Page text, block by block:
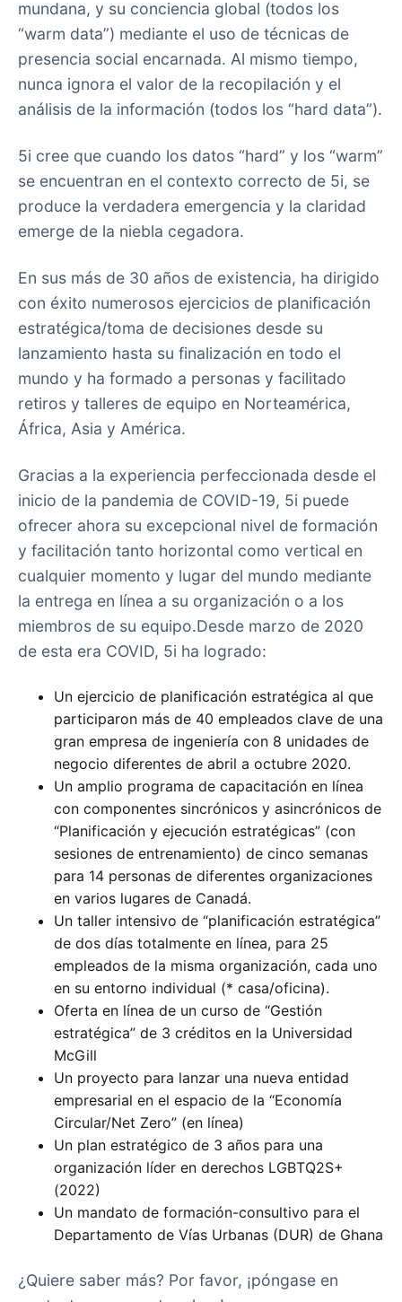
mundana, y su conciencia global (todos los
“warm data”) mediante el uso de técnicas de
presencia social encarnada. Al mismo tiempo,
nunca ignora el valor de la recopilación y el
análisis de la información (todos los “hard data”).
5i cree que cuando los datos “hard” y los “warm”
se encuentran en el contexto correcto de 5i, se
produce la verdadera emergencia y la claridad
emerge de la niebla cegadora.
En sus más de 30 años de existencia, ha dirigido
con éxito numerosos ejercicios de planificación
estratégica/toma de decisiones desde su
lanzamiento hasta su finalización en todo el
mundo y ha formado a personas y facilitado
retiros y talleres de equipo en Norteamérica,
África, Asia y América.
Gracias a la experiencia perfeccionada desde el
inicio de la pandemia de COVID-19, 5i puede
ofrecer ahora su excepcional nivel de formación
y facilitación tanto horizontal como vertical en
cualquier momento y lugar del mundo mediante
la entrega en línea a su organización o a los
miembros de su equipo.Desde marzo de 2020
de esta era COVID, 5i ha logrado:
Un ejercicio de planificación estratégica al que
participaron más de 40 empleados clave de una
gran empresa de ingeniería con 8 unidades de
negocio diferentes de abril a octubre 2020.
Un amplio programa de capacitación en línea
con componentes sincrónicos y asincrónicos de
“Planificación y ejecución estratégicas” (con
sesiones de entrenamiento) de cinco semanas
para 14 personas de diferentes organizaciones
en varios lugares de Canadá.
Un taller intensivo de “planificación estratégica”
de dos días totalmente en línea, para 25
empleados de la misma organización, cada uno
en su entorno individual (* casa/oficina).
Oferta en línea de un curso de “Gestión
estratégica” de 3 créditos en la Universidad
McGill
Un proyecto para lanzar una nueva entidad
empresarial en el espacio de la “Economía
Circular/Net Zero” (en línea)
Un plan estratégico de 3 años para una
organización líder en derechos LGBTQ2S+
(2022)
Un mandato de formación-consultivo para el
Departamento de Vías Urbanas (DUR) de Ghana
¿Quiere saber más? Por favor, ¡póngase en